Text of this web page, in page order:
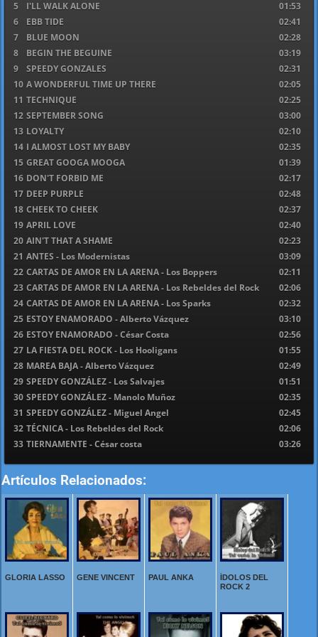
5 01:53
I'LL WALK ALONE
6
02:41
EBB TIDE
7
02:28
BLUE MOON
8
03:19
BEGIN THE BEGUINE
9
02:31
SPEEDY GONZALES
10
02:05
A WONDERFUL TIME UP THERE
11
02:25
TECHNIQUE
12
03:00
SEPTEMBER SONG
13
02:10
LOYALTY
14
02:35
I ALMOST LOST MY BABY
15
01:39
GREAT GOOGA MOOGA
16
02:17
DON'T FORBID ME
17
02:48
DEEP PURPLE
18
02:37
CHEEK TO CHEEK
19
02:40
APRIL LOVE
20
02:23
AIN'T THAT A SHAME
21
03:09
ANTES - Los Modernistas
22
02:11
CARTAS DE AMOR EN LA ARENA - Los Boppers
23
02:06
CARTAS DE AMOR EN LA ARENA - Los Rebeldes del Rock
24
02:32
CARTAS DE AMOR EN LA ARENA - Los Sparks
25
03:10
ESTOY ENAMORADO - Alberto Vázquez
26
02:56
ESTOY ENAMORADO - César Costa
27
01:55
LA FIESTA DEL ROCK - Los Hooligans
28
02:49
MAREA BAJA - Alberto Vázquez
29
01:51
SPEEDY GONZÁLEZ - Los Salvajes
30
02:35
SPEEDY GONZÁLEZ - Manolo Muñoz
31
02:45
SPEEDY GONZÁLEZ - Miguel Angel
32
02:06
TÉCNICA - Los Rebeldes del Rock
33
03:26
TIERNAMENTE - César costa
Artículos Relacionados:
GLORIA LASSO GENE VINCENT PAUL ANKA
ÍDOLOS DEL
ROCK 2